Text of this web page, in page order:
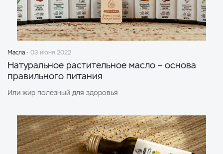
Масла 03 июня 2022
Натуральное растительное масло – основа
правильного питания
Или жир полезный для здоровья